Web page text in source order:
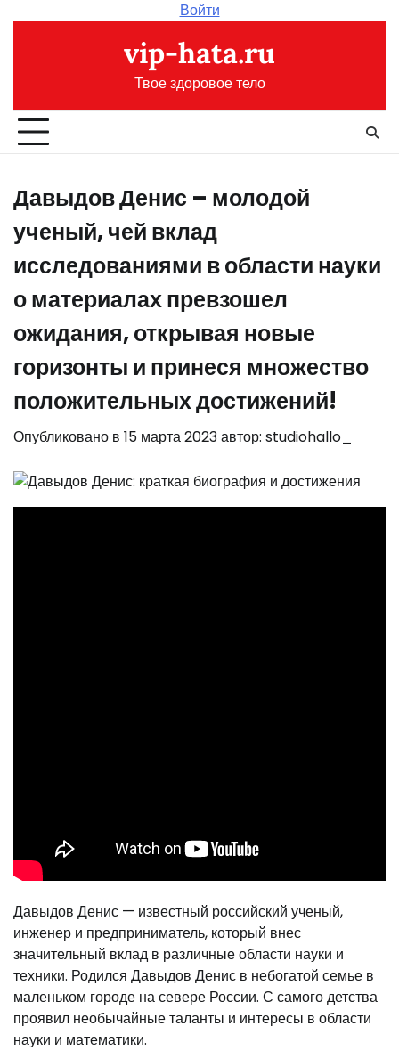
Войти
vip-hata.ru
Твое здоровое тело
Давыдов Денис – молодой
ученый, чей вклад
исследованиями в области науки
о материалах превзошел
ожидания, открывая новые
горизонты и принеся множество
положительных достижений!
Опубликовано в 15 марта 2023автор: studiohallo_
Давыдов Денис — известный российский ученый,
инженер и предприниматель, который внес
значительный вклад в различные области науки и
техники. Родился Давыдов Денис в небогатой семье в
маленьком городе на севере России. С самого детства
проявил необычайные таланты и интересы в области
науки и математики.